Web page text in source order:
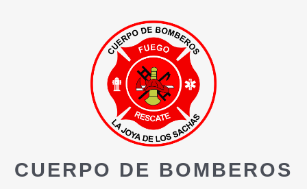
CUERPO DE BOMBEROS